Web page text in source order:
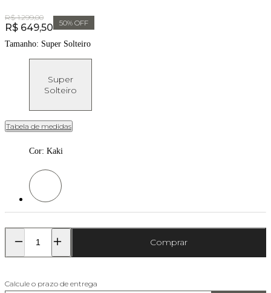
Original Price:
R$ 1.299,00
Price:
R$ 649,50 50% OFF
Tamanho: Super Solteiro
Super
Solteiro
Tabela de medidas
Cor: Kaki
Cor: Kaki
Comprar
Calcule o prazo de entrega